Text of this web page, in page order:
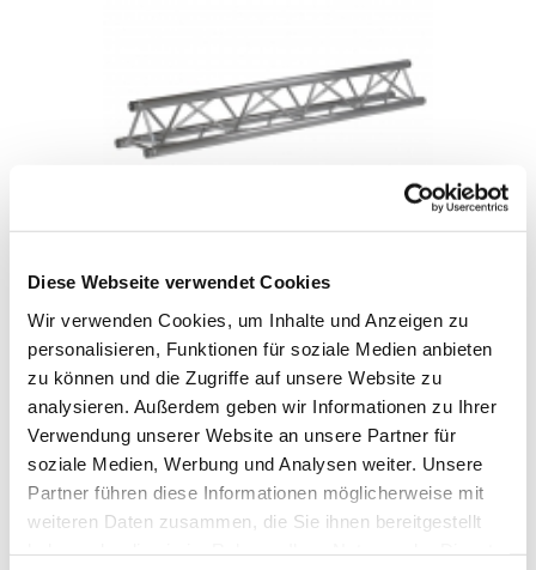
Diese Webseite verwendet Cookies
Wir verwenden Cookies, um Inhalte und Anzeigen zu
personalisieren, Funktionen für soziale Medien anbieten
zu können und die Zugriffe auf unsere Website zu
analysieren. Außerdem geben wir Informationen zu Ihrer
Verwendung unserer Website an unsere Partner für
soziale Medien, Werbung und Analysen weiter. Unsere
Partner führen diese Informationen möglicherweise mit
weiteren Daten zusammen, die Sie ihnen bereitgestellt
IN DEN WARENKORB